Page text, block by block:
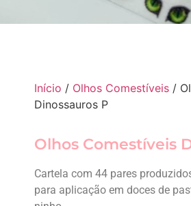
Início / Olhos Comestíveis /
Dinossauros P
Olhos Comestíveis
Cartela com 44 pares
para aplicação em doces de